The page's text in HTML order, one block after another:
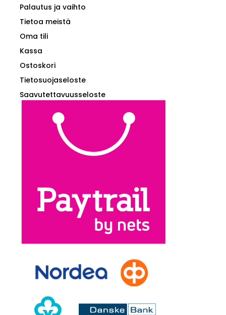
Palautus ja vaihto
Tietoa meistä
Oma tili
Kassa
Ostoskori
Tietosuojaseloste
Saavutettavuusseloste